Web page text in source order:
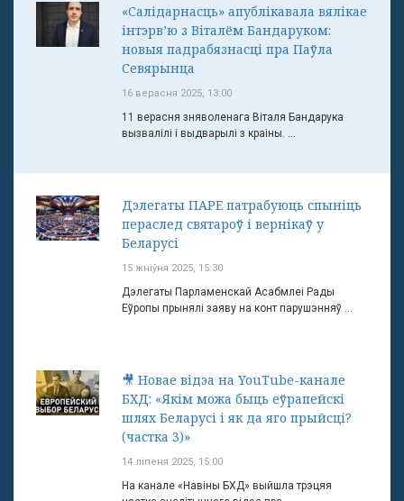
«Салідарнасць» апублікавала вялікае
інтэрв’ю з Віталём Бандаруком:
новыя падрабязнасці пра Паўла
Севярынца
16 верасня 2025, 13:00
11 верасня зняволенага Віталя Бандарука
вызвалілі і выдварылі з краіны. ...
Дэлегаты ПАРЕ патрабуюць спыніць
пераслед святароў і вернікаў у
Беларусі
15 жніўня 2025, 15:30
Дэлегаты Парламенскай Асабмлеі Рады
Еўропы прынялі заяву на конт парушэнняў ...
🎥 Новае відэа на YouTube-канале
БХД: «Якім можа быць еўрапейскі
шлях Беларусі і як да яго прыйсці?
(частка 3)»
14 ліпеня 2025, 15:00
На канале «Навіны БХД» выйшла трэцяя